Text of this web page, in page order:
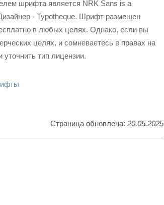
шрифта является NRK Sans is a
- Typotheque. Шрифт размещен
в любых целях. Однако, если вы
целях, и сомневаетесь в правах на
тип лицензии.
Страница обновлена: 20.05.2025